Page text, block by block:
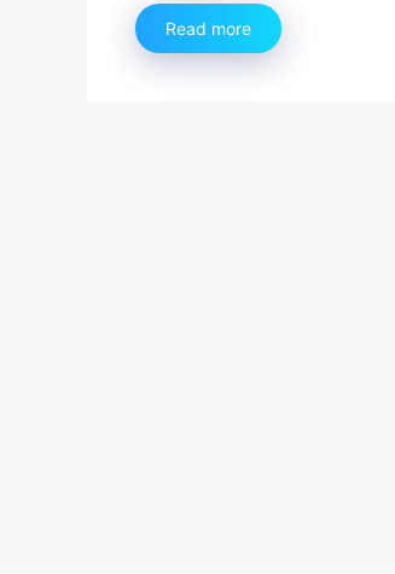
Read more